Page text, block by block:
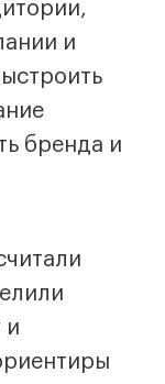
и
бренда и
и